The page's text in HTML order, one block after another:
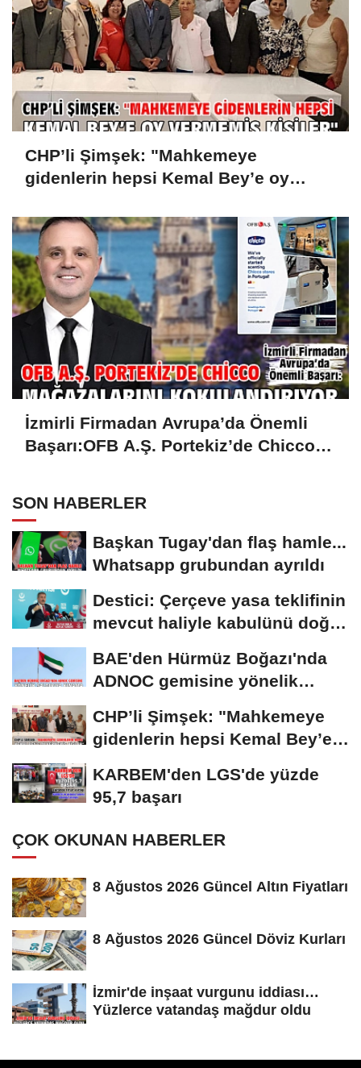
CHP’li Şimşek: "Mahkemeye
gidenlerin hepsi Kemal Bey’e oy
İzmirli Firmadan Avrupa’da Önemli
Başarı:OFB A.Ş. Portekiz’de Chicco
SON HABERLER
Başkan Tugay'dan flaş hamle...
Whatsapp grubundan ayrıldı
Destici: Çerçeve yasa teklifinin
mevcut haliyle kabulünü doğru
BAE'den Hürmüz Boğazı'nda
ADNOC gemisine yönelik
CHP’li Şimşek: "Mahkemeye
gidenlerin hepsi Kemal Bey’e
KARBEM'den LGS'de yüzde
95,7 başarı
ÇOK OKUNAN HABERLER
8 Ağustos 2026 Güncel Altın Fiyatları
8 Ağustos 2026 Güncel Döviz Kurları
İzmir'de inşaat vurgunu iddiası…
Yüzlerce vatandaş mağdur oldu